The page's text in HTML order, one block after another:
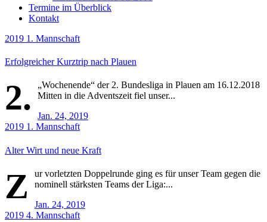
Termine im Überblick
Kontakt
2019 1. Mannschaft
Erfolgreicher Kurztrip nach Plauen
2.
„Wochenende“ der 2. Bundesliga in Plauen am 16.12.2018
Mitten in die Adventszeit fiel unser...
Jan. 24, 2019
2019 1. Mannschaft
Alter Wirt und neue Kraft
Z
ur vorletzten Doppelrunde ging es für unser Team gegen die
nominell stärksten Teams der Liga:...
Jan. 24, 2019
2019 4. Mannschaft